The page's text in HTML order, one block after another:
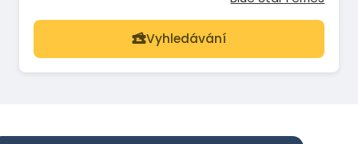
Vyhledávání